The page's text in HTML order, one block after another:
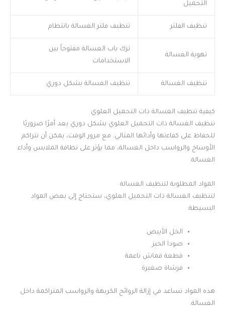
التحميل
تنظيف الفلتر تنظيف فلتر الغسالة بانتظام
تهوية الغسالة
ترك باب الغسالة مفتوحاً بين
الاستخدامات
تنظيف الغسالة تنظيف الغسالة بشكل دوري
كيفية تنظيف الغسالة ذات التحميل العلوي
تنظيف الغسالة ذات التحميل العلوي بشكل دوري يعد أمرًا ضروريًا
للحفاظ على كفاءتها وأدائها المثالي. مع مرور الوقت، يمكن أن تتراكم
الأوساخ والرواسب داخل الغسالة، مما يؤثر على نظافة الملابس وأداء
الغسالة.
المواد المطلوبة لتنظيف الغسالة
لتنظيف الغسالة ذات التحميل العلوي، ستحتاج إلى بعض المواد
البسيطة:
الخل الأبيض
صودا الخبز
قطعة قماش ناعمة
فرشاة صغيرة
هذه المواد تساعد في إزالة الروائح الكريهة والرواسب المتراكمة داخل
الغسالة.